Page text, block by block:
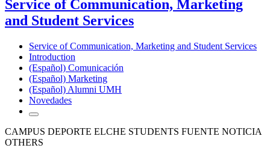
Service of Communication, Marketing
and Student Services
Service of Communication, Marketing and Student Services
Introduction
(Español) Comunicación
(Español) Marketing
(Español) Alumni UMH
Novedades
CAMPUS DEPORTE ELCHE STUDENTS FUENTE NOTICIA
OTHERS